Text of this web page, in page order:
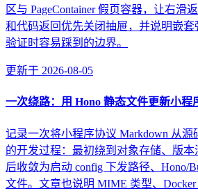
区与 PageContainer 假页容器，让右滑
和代码返回优先关闭抽屉，并说明嵌
验证时容易踩到的边界。
更新于 2026-08-05
一次绕路：用 Hono 静态文件更新小
记录一次将小程序协议 Markdown 从
的开发过程：最初绕到对象存储、版本
后收敛为启动 config 下发路径、Hono/
文件。文章也说明 MIME 类型、